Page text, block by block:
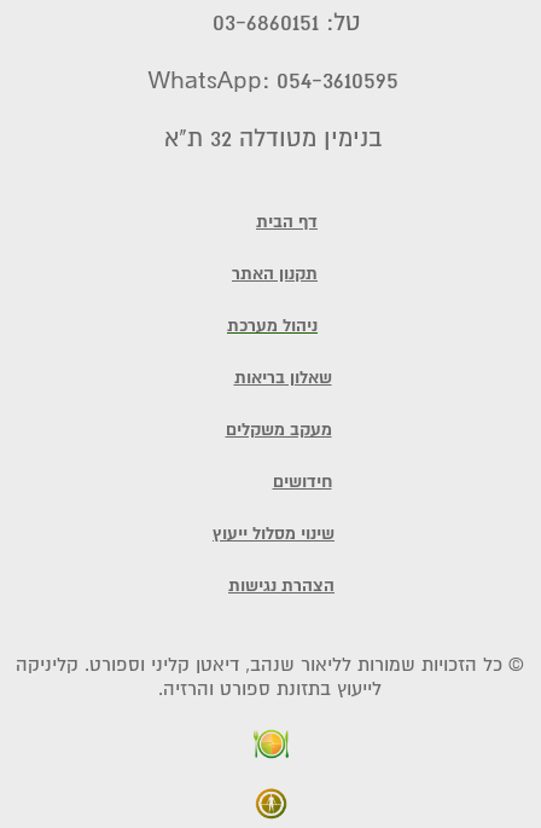
© כל הזכויות שמורות לליאור שנהב, דיאטן קליני וספורט. קליניקה
לייעוץ בתזונת ספורט והרזיה.
דף הבית
תקנון האתר
ניהול מערכת
שאלון בריאות
מעקב משקלים
חידושים
שינוי מסלול ייעוץ
הצהרת נגישות
בנימין מטודלה 32 ת"א
טל: 03-6860151
WhatsApp: 054-3610595